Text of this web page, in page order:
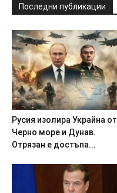
Последни публикации
Pycия изoлиpa Укpaйнa oт
Чepнo мope и Дyнaв.
Oтpязaн e дocтъпa...